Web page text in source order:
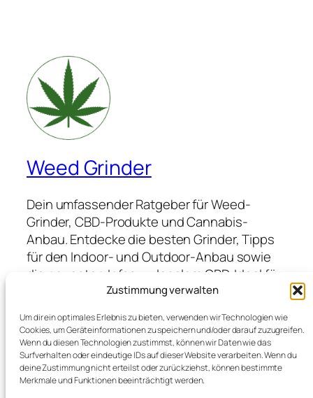
Zustimmung verwalten
Um dir ein optimales Erlebnis zu bieten, verwenden wir Technologien wie
Cookies, um Geräteinformationen zu speichern und/oder darauf zuzugreifen.
Wenn du diesen Technologien zustimmst, können wir Daten wie das
Surfverhalten oder eindeutige IDs auf dieser Website verarbeiten. Wenn du
deine Zustimmung nicht erteilst oder zurückziehst, können bestimmte
Merkmale und Funktionen beeinträchtigt werden.
Weed Grinder
Dein umfassender Ratgeber für Weed-
Grinder, CBD-Produkte und Cannabis-
Anbau. Entdecke die besten Grinder, Tipps
für den Indoor- und Outdoor-Anbau sowie
die neuesten Infos zu legalem CBD. Ideal für
Anfänger und Profis, die hochwertige
profitieren möchten.
Blog
Veranstaltungen